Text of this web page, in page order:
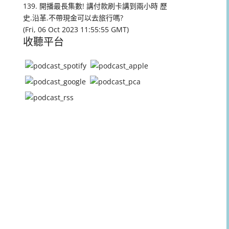
139. 開播最長集數! 講付款刷卡講到兩小時 歷
史.沿革.不帶現金可以去旅行嗎?
(Fri, 06 Oct 2023 11:55:55 GMT)
收聽平台